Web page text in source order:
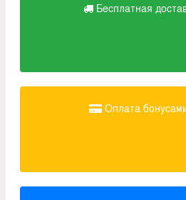
Бесплатная
Оплата